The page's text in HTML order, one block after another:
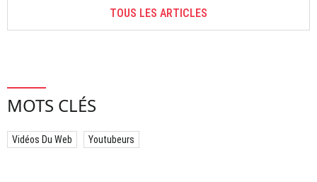
TOUS LES ARTICLES
MOTS CLÉS
Vidéos Du Web Youtubeurs